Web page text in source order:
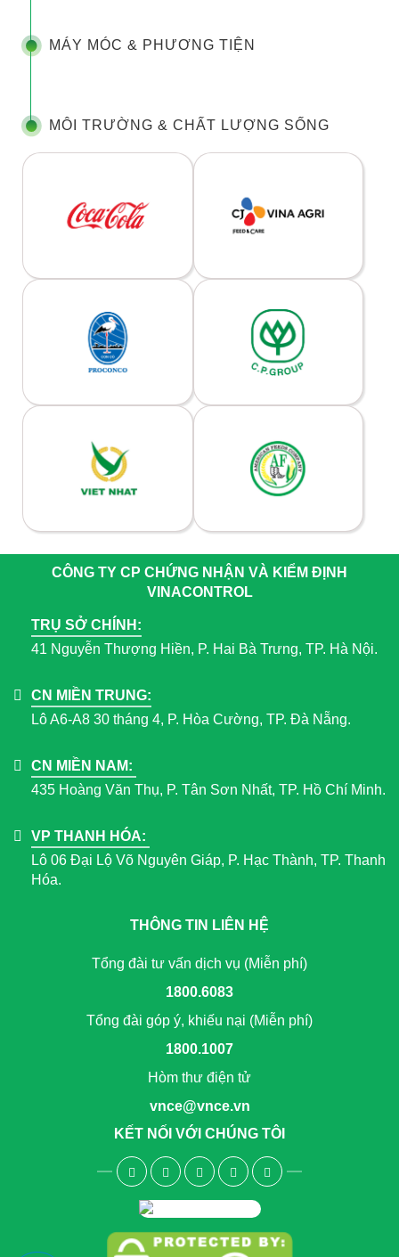
MÁY MÓC & PHƯƠNG TIỆN
MÔI TRƯỜNG & CHẤT LƯỢNG SỐNG
CÔNG TY CP CHỨNG NHẬN VÀ KIỂM ĐỊNH
VINACONTROL
TRỤ SỞ CHÍNH:
41 Nguyễn Thượng Hiền, P. Hai Bà Trưng, TP. Hà Nội.
CN MIỀN TRUNG:
Lô A6-A8 30 tháng 4, P. Hòa Cường, TP. Đà Nẵng.
CN MIỀN NAM:
435 Hoàng Văn Thụ, P. Tân Sơn Nhất, TP. Hồ Chí Minh.
VP THANH HÓA:
Lô 06 Đại Lộ Võ Nguyên Giáp, P. Hạc Thành, TP. Thanh
Hóa.
THÔNG TIN LIÊN HỆ
Tổng đài tư vấn dịch vụ (Miễn phí)
1800.6083
Tổng đài góp ý, khiếu nại (Miễn phí)
1800.1007
Hòm thư điện tử
vnce@vnce.vn
KẾT NỐI VỚI CHÚNG TÔI